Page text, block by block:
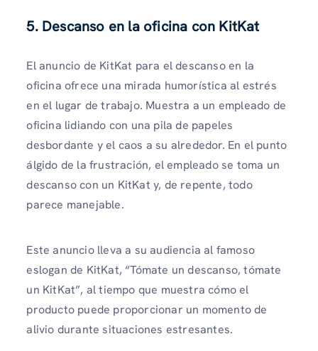
5. Descanso en la oficina con KitKat
El anuncio de KitKat para el descanso en la
oficina ofrece una mirada humorística al estrés
en el lugar de trabajo. Muestra a un empleado de
oficina lidiando con una pila de papeles
desbordante y el caos a su alrededor. En el punto
álgido de la frustración, el empleado se toma un
descanso con un KitKat y, de repente, todo
parece manejable.
Este anuncio lleva a su audiencia al famoso
eslogan de KitKat, “Tómate un descanso, tómate
un KitKat”, al tiempo que muestra cómo el
producto puede proporcionar un momento de
alivio durante situaciones estresantes.